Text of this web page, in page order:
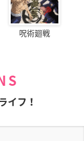
呪術廻戦
イフ！